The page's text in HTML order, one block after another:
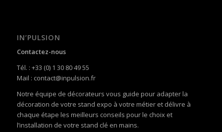
IN’PULSION
Contactez-nous
Tél. : +33 (0) 1 30 80 49 55
Mail : contact@inpulsion.fr
Notre équipe de décorateurs vous guide pour adapter la
décoration de votre stand expo à votre métier et délivre à
chaque étape les meilleurs conseils pour le choix et
l’installation de votre stand clé en mains.